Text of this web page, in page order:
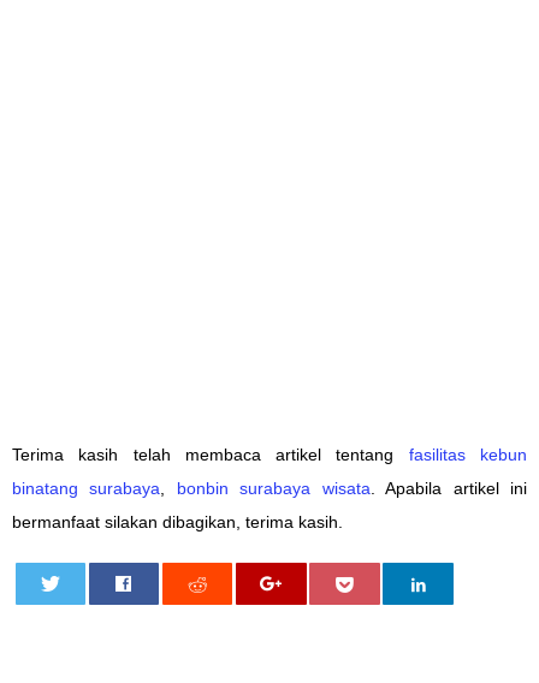
Terima kasih telah membaca artikel tentang fasilitas kebun
binatang surabaya
bonbin surabaya wisata . Apabila artikel ini
bermanfaat silakan dibagikan, terima kasih.